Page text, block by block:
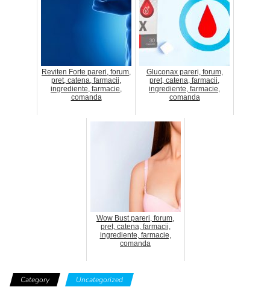
Reviten Forte pareri, forum,
pret, catena, farmacii,
ingrediente, farmacie,
comanda
Gluconax pareri, forum,
pret, catena, farmacii,
ingrediente, farmacie,
comanda
Wow Bust pareri, forum,
pret, catena, farmacii,
ingrediente, farmacie,
comanda
Category Uncategorized